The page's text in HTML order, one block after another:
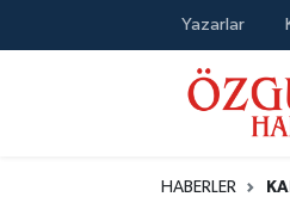
Yazarlar
HABERLER
MODA - GÜZELLİK
Nöbetçi Eczaneler